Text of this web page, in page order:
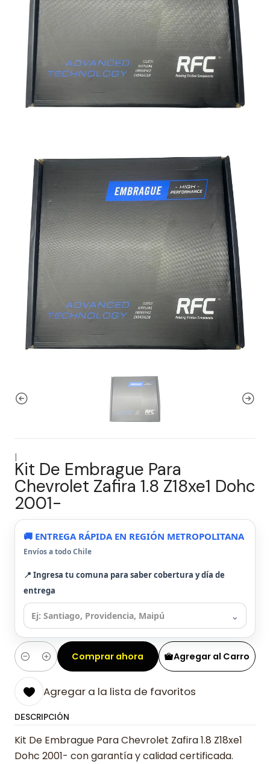
|
Kit De Embrague Para
Chevrolet Zafira 1.8 Z18xe1 Dohc
2001-
🚚 ENTREGA RÁPIDA EN REGIÓN METROPOLITANA
Envíos a todo Chile
📍 Ingresa tu comuna para saber cobertura y día de
entrega
⌄
Cantidad
Agregar al Carro
Comprar ahora
Agregar a la lista de favoritos
DESCRIPCIÓN
Kit De Embrague Para Chevrolet Zafira 1.8 Z18xe1
Dohc 2001- con garantía y calidad certificada.